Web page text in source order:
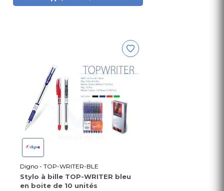
Digno - TOP-WRITER-BLE
Stylo à bille TOP-WRITER bleu
en boite de 10 unités